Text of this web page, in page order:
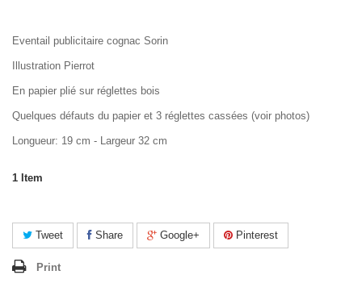
Eventail publicitaire cognac Sorin
Illustration Pierrot
En papier plié sur réglettes bois
Quelques défauts du papier et 3 réglettes cassées (voir photos)
Longueur: 19 cm - Largeur 32 cm
1 Item
Tweet Share Google+ Pinterest
Print